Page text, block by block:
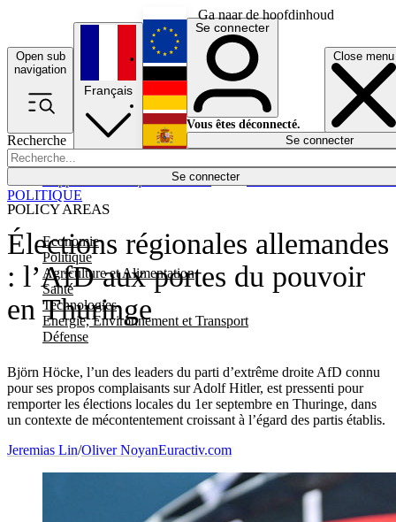
Ga naar de hoofdinhoud
Open sub
navigation
Close menu
Recherche
Se connecter
POLICY AREAS
Economie
Politique
Agriculture et Alimentation
Santé
Technologies
Energie, Environnement et Transport
Défense
Économie
Français
English
Deutsch
Español
Se connecter
Vous êtes déconnecté.
Se connecter
Élections régionales allemandes
: l’AfD aux portes du pouvoir
en Thuringe
Björn Höcke, l’un des leaders du parti d’extrême droite AfD connu
pour ses propos complaisants sur Adolf Hitler, est pressenti pour
remporter les élections locales du 1er septembre en Thuringe, dans
un contexte de mécontentement croissant à l’égard des partis établis.
POLITIQUE
Jeremias Lin/Oliver NoyanEuractiv.com